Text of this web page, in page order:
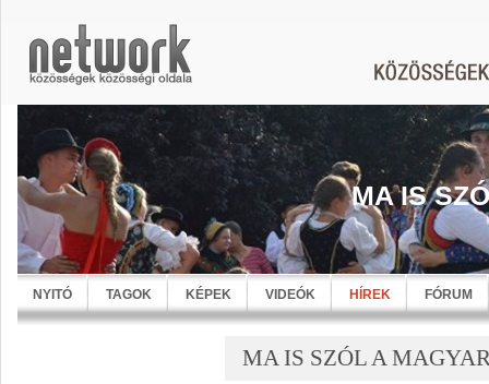
MA IS
NYITÓ TAGOK KÉPEK VIDEÓK HÍREK FÓRUM
MA IS SZÓL A